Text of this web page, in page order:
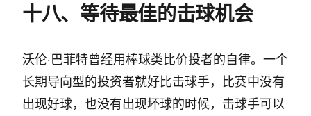
十八、等待最佳的击球机会
沃伦·巴菲特曾经用棒球类比价投者的自律。一个
长期导向型的投资者就好比击球手，比赛中没有
出现好球，也没有出现坏球的时候，击球手可以